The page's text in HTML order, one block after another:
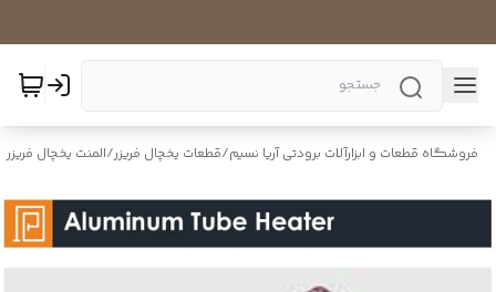
فروشگاه قطعات و ابزارآلات برودتی آریا نسیم/قطعات یخچال فریزر/المنت یخچال فریزر